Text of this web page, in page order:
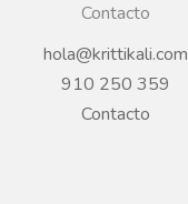
Contacto
hola@krittikali.com
910 250 359
Contacto